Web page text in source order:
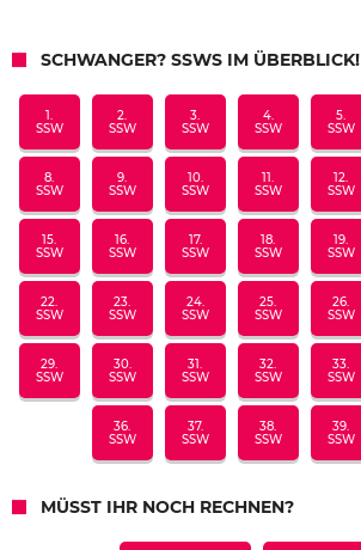
SCHWANGER? SSWS IM ÜBERBLICK!
1.
SSW
2.
SSW
3.
SSW
4.
SSW
5.
SSW
8.
SSW
9.
SSW
10.
SSW
11.
SSW
12.
SSW
15.
SSW
16.
SSW
17.
SSW
18.
SSW
19.
SSW
22.
SSW
23.
SSW
24.
SSW
25.
SSW
26.
SSW
29.
SSW
30.
SSW
31.
SSW
32.
SSW
33.
SSW
36.
SSW
37.
SSW
38.
SSW
39.
SSW
MÜSST IHR NOCH RECHNEN?